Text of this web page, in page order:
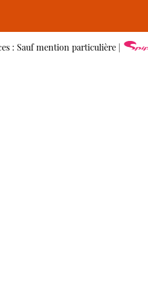
: Sauf mention particulière |